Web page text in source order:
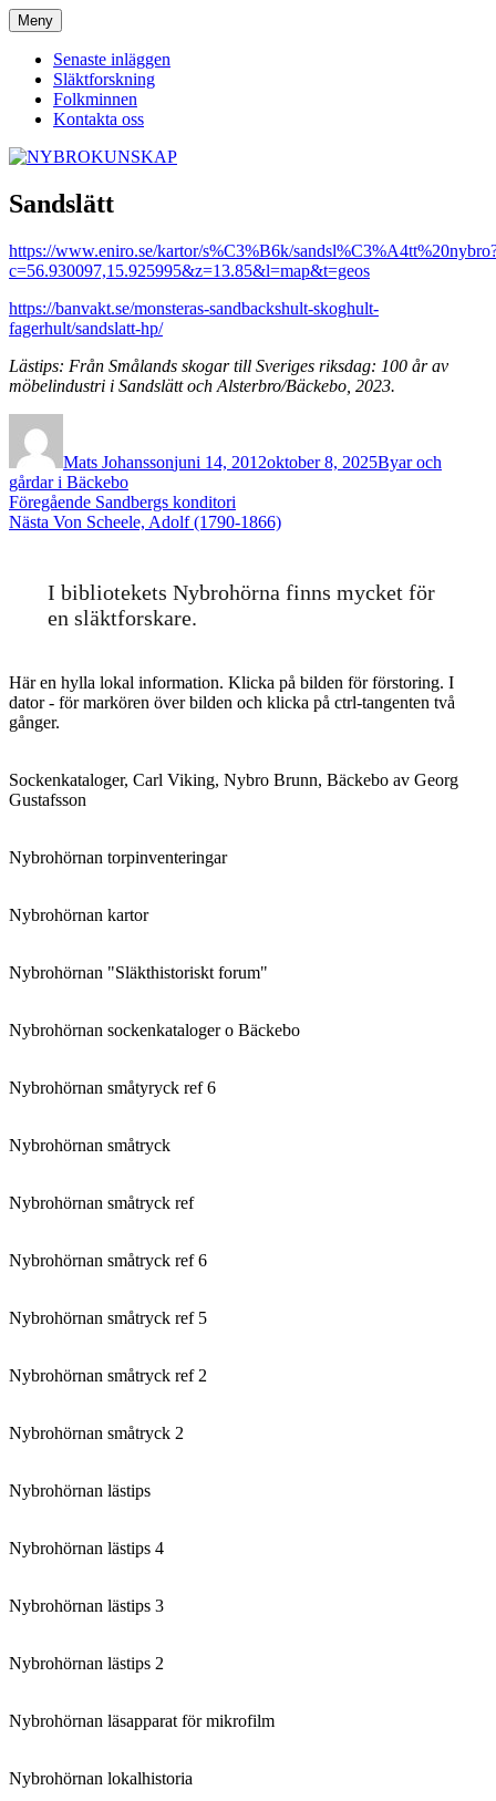
Hoppa
till
innehåll
NYBROKUNSKAP
Meny
Senaste inläggen
Släktforskning
Folkminnen
Kontakta oss
Sandslätt
https://www.eniro.se/kartor/s%C3%B6k/
c=56.930097,15.925995&z=13.85&l=map&t=geos
https://banvakt.se/monsteras-sandbackshult-skoghult-
fagerhult/sandslatt-hp/
Lästips: Från Smålands skogar till Sveriges riksdag: 100 år av
möbelindustri i Sandslätt och Alsterbro/Bäckebo, 2023.
Mats Johanssonjuni 14, 2012oktober 8, 2025Byar och
gårdar i Bäckebo
Inläggsnavigering
Föregående Föregående
inlägg:
Sandbergs konditori
Nästa Nästa
Von Scheele, Adolf (1790-1866)
I bibliotekets Nybrohörna finns mycket för
en släktforskare.
Här en hylla lokal information. Klicka på bilden för förstoring. I
dator - för markören över bilden och klicka på ctrl-tangenten två
gånger.
Sockenkataloger, Carl Viking, Nybro Brunn, Bäckebo av Georg
Gustafsson
Nybrohörnan torpinventeringar
Nybrohörnan kartor
Nybrohörnan "Släkthistoriskt forum"
Nybrohörnan sockenkataloger o Bäckebo
Nybrohörnan småtyryck ref 6
Nybrohörnan småtryck
Nybrohörnan småtryck ref
Nybrohörnan småtryck ref 6
Nybrohörnan småtryck ref 5
Nybrohörnan småtryck ref 2
Nybrohörnan småtryck 2
Nybrohörnan lästips
Nybrohörnan lästips 4
Nybrohörnan lästips 3
Nybrohörnan lästips 2
Nybrohörnan läsapparat för mikrofilm
Nybrohörnan lokalhistoria